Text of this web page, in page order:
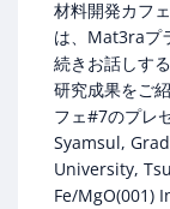
材料開発カフ
は、Mat3raプ
続きお話しす
研究成果をご
フェ#7のプレ
Syamsul,
University,
Fe/MgO(001)